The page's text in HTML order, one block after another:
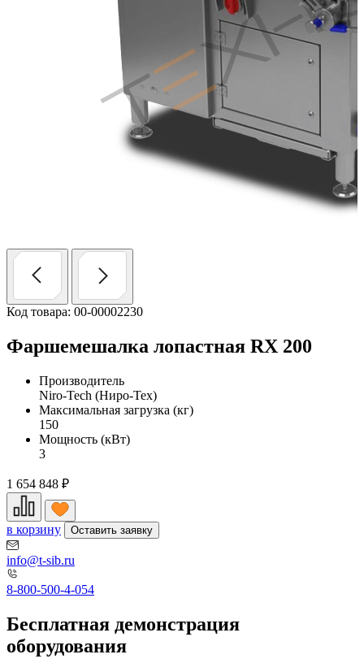
Код товара: 00-00002230
Фаршемешалка лопастная RX 200
Производитель
Niro-Tech (Ниро-Тех)
Максимальная загрузка (кг)
150
Мощность (кВт)
3
1 654 848 ₽
в корзину Оставить заявку
info@t-sib.ru
8-800-500-4-054
Бесплатная демонстрация
оборудования